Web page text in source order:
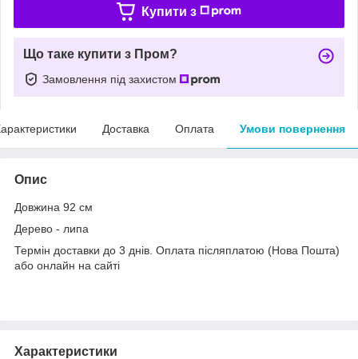
Купити з
Що таке купити з Пром?
Замовлення під захистом
Доставка Оплата Умови повернення
Опис
Довжина 92 см
Дерево - липа
Термін доставки до 3 днів. Оплата післяплатою (Нова Пошта)
або онлайн на сайті
Характеристики